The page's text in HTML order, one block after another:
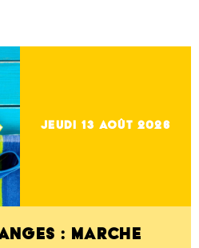
jeudi 13 Août 2026
: MARCHE